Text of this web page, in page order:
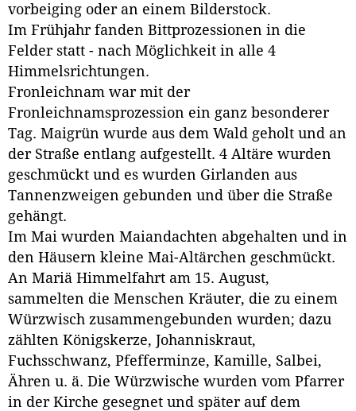
vorbeiging oder an einem Bilderstock.
Im Frühjahr fanden Bittprozessionen in die
Felder statt - nach Möglichkeit in alle 4
Himmelsrichtungen.
Fronleichnam war mit der
Fronleichnamsprozession ein ganz besonderer
Tag. Maigrün wurde aus dem Wald geholt und an
der Straße entlang aufgestellt. 4 Altäre wurden
geschmückt und es wurden Girlanden aus
Tannenzweigen gebunden und über die Straße
gehängt.
Im Mai wurden Maiandachten abgehalten und in
den Häusern kleine Mai-Altärchen geschmückt.
An Mariä Himmelfahrt am 15. August,
sammelten die Menschen Kräuter, die zu einem
Würzwisch zusammengebunden wurden; dazu
zählten Königskerze, Johanniskraut,
Fuchsschwanz, Pfefferminze, Kamille, Salbei,
Ähren u. ä. Die Würzwische wurden vom Pfarrer
in der Kirche gesegnet und später auf dem